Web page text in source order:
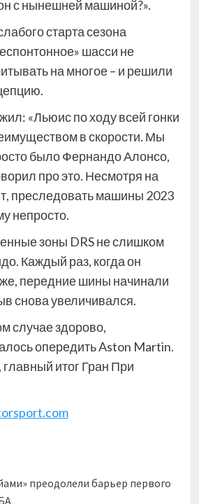
с нынешней машиной?».
старта сезона
шасси не
на многое – и решили
«Льюис по ходу всей гонки
в скорости. Мы
было Фернандо Алонсо,
про это. Несмотря на
преследовать машины 2023
непросто.
зоны DRS не слишком
Каждый раз, когда он
передние шины начинали
снова увеличивался.
случае здорово,
опередить Aston Martin.
итог Гран При
преодолели барьер первого